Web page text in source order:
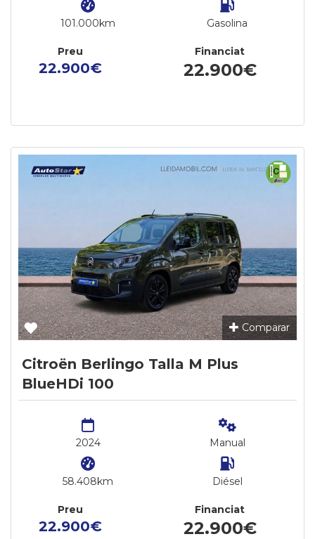
101.000km Gasolina
Preu
22.900€
Financiat
22.900€
Comparar
Citroën Berlingo Talla M Plus
BlueHDi 100
2024
58.408km
Manual
Diésel
Preu
22.900€
Financiat
22.900€